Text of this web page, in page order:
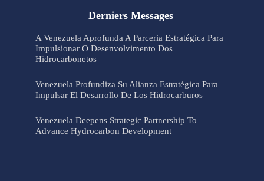
Derniers Messages
A Venezuela Aprofunda A Parceria Estratégica Para
Impulsionar O Desenvolvimento Dos
Hidrocarbonetos
Venezuela Profundiza Su Alianza Estratégica Para
Impulsar El Desarrollo De Los Hidrocarburos
Venezuela Deepens Strategic Partnership To
Advance Hydrocarbon Development